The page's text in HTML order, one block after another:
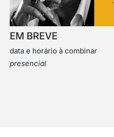
EM BREVE
data e horário à combinar
presencial